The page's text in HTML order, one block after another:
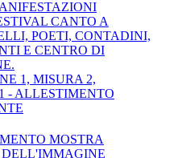
CANTO A
POETI, CONTADINI,
E CENTRO DI
1, MISURA 2,
- ALLESTIMENTO
MOSTRA